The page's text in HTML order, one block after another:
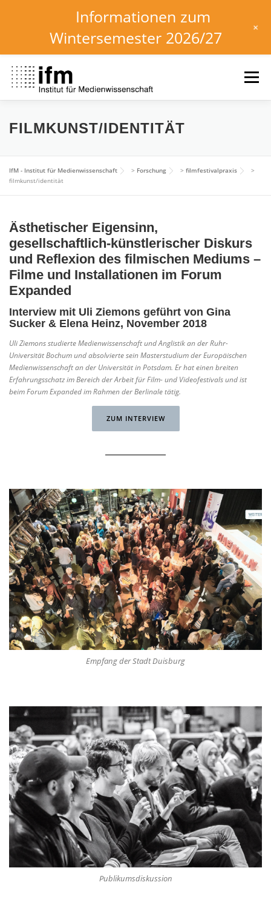
Inhalt
springen
Menü
HOME NEWS KALENDER STUDIUM
INSTITUT FORSCHUNG DOWNLOADS
FILMKUNST/IDENTITÄT
IfM - Institut für Medienwissenschaft > Forschung > filmfestivalpraxis
>
filmkunst/identität
Ästhetischer Eigensinn,
gesellschaftlich-künstlerischer Diskurs
und Reflexion des filmischen Mediums –
Filme und Installationen im Forum
Expanded
Interview mit Uli Ziemons geführt von Gina
Sucker & Elena Heinz, November 2018
Uli Ziemons studierte Medienwissenschaft und Anglistik an der Ruhr-
Universität Bochum und absolvierte sein Masterstudium der Europäischen
Medienwissenschaft an der Universität in Potsdam. Er hat einen breiten
Erfahrungsschatz im Bereich der Arbeit für Film- und Videofestivals und ist
beim Forum Expanded im Rahmen der Berlinale tätig.
ZUM INTERVIEW
Empfang der Stadt Duisburg
Publikumsdiskussion
Informationen zum
Wintersemester 2026/27
+